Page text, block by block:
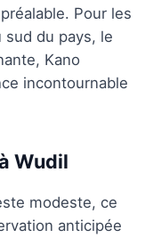
Pour les
sud du pays, le
Kano
incontournable
Wudil
modeste, ce
anticipée